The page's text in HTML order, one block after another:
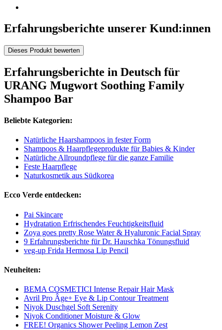
Erfahrungsberichte unserer Kund:innen
Dieses Produkt bewerten
Erfahrungsberichte in Deutsch für
URANG Mugwort Soothing Family
Shampoo Bar
Beliebte Kategorien:
Natürliche Haarshampoos in fester Form
Shampoos & Haarpflegeprodukte für Babies & Kinder
Natürliche Allroundpflege für die ganze Familie
Feste Haarpflege
Naturkosmetik aus Südkorea
Ecco Verde entdecken:
Pai Skincare
Hydratation Erfrischendes Feuchtigkeitsfluid
Zoya goes pretty Rose Water & Hyaluronic Facial Spray
9 Erfahrungsberichte für Dr. Hauschka Tönungsfluid
veg-up Frida Hermosa Lip Pencil
Neuheiten:
BEMA COSMETICI Intense Repair Hair Mask
Avril Pro Âge+ Eye & Lip Contour Treatment
Niyok Duschgel Soft Serenity
Niyok Conditioner Moisture & Glow
FREE! Organics Shower Peeling Lemon Zest